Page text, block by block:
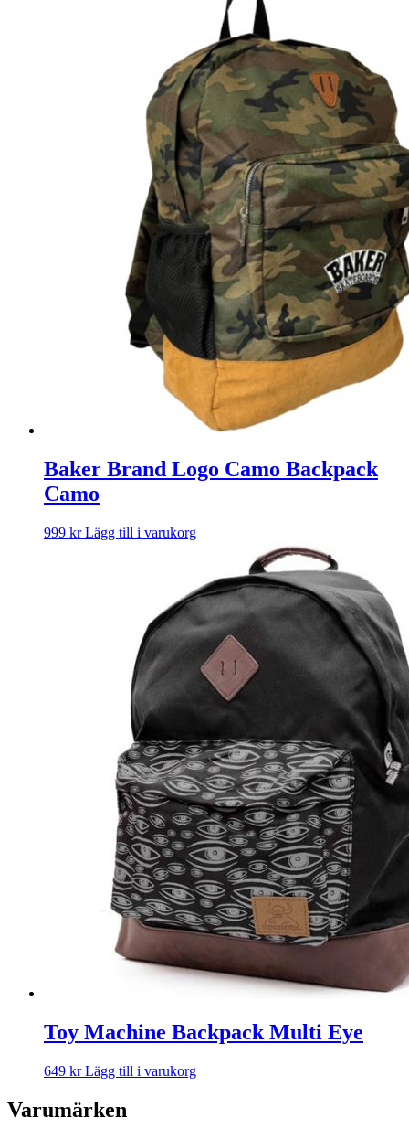
Baker Brand Logo Camo Backpack
Camo
999 kr Lägg till i varukorg
Toy Machine Backpack Multi Eye
649 kr Lägg till i varukorg
Varumärken